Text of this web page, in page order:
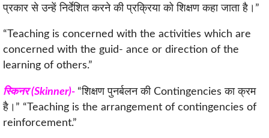
प्रकार से उन्हें निर्देशित करने की प्रक्रिया को शिक्षण कहा जाता है।”
“Teaching is concerned with the activities which are
concerned with the guid- ance or direction of the
learning of others.”
स्किनर (Skinner)- “शिक्षण पुनर्बलन की Contingencies का क्रम
है।” “Teaching is the arrangement of contingencies of
reinforcement.”